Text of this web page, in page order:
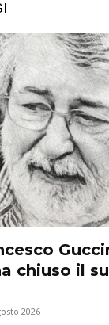
chiuso il
2026